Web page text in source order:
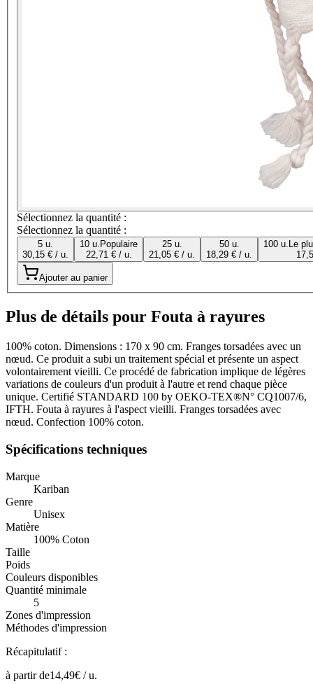
Sélectionnez la quantité :
Sélectionnez la quantité :
5 u.
30,15 € / u.
10 u. Populaire
22,71 € / u.
25 u.
21,05 € / u.
50 u.
18,29 € / u.
100 u. Le
Ajouter au panier
Plus de détails pour Fouta à rayures
100% coton. Dimensions : 170 x 90 cm. Franges torsadées avec un
nœud. Ce produit a subi un traitement spécial et présente un aspect
volontairement vieilli. Ce procédé de fabrication implique de légères
variations de couleurs d'un produit à l'autre et rend chaque pièce
unique. Certifié STANDARD 100 by OEKO-TEX®N° CQ1007/6,
IFTH. Fouta à rayures à l'aspect vieilli. Franges torsadées avec
nœud. Confection 100% coton.
Spécifications techniques
Marque
Kariban
Genre
Unisex
Matière
100% Coton
Taille
Poids
Couleurs disponibles
Quantité minimale
5
Zones d'impression
Méthodes d'impression
Récapitulatif :
à partir de14,49€ /u.